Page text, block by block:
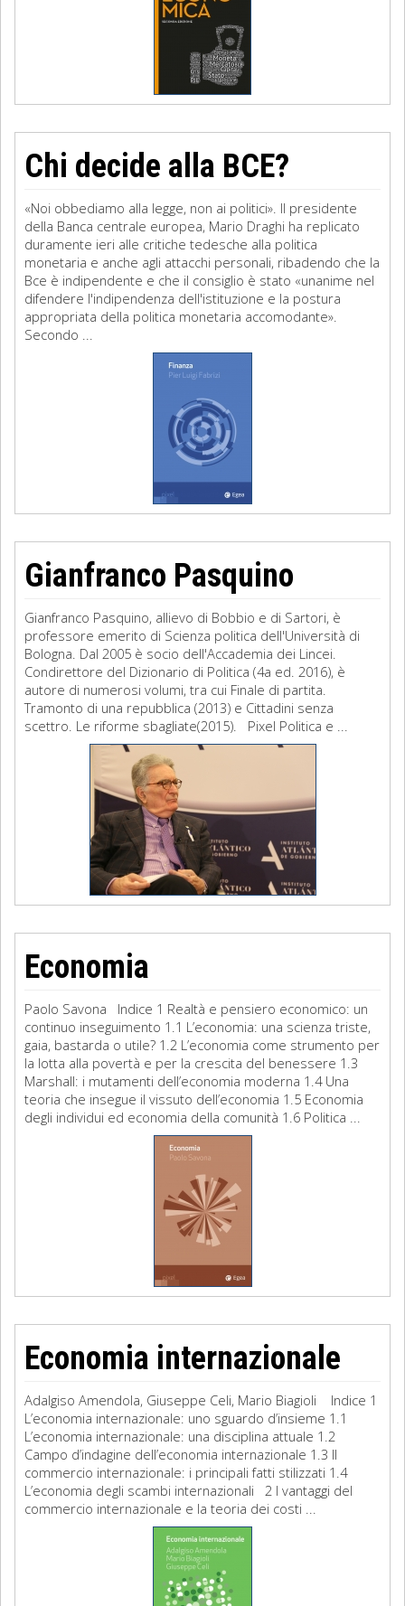
Chi decide alla BCE?
«Noi obbediamo alla legge, non ai politici». Il presidente
della Banca centrale europea, Mario Draghi ha replicato
duramente ieri alle critiche tedesche alla politica
monetaria e anche agli attacchi personali, ribadendo che la
Bce è indipendente e che il consiglio è stato «unanime nel
difendere l'indipendenza dell'istituzione e la postura
appropriata della politica monetaria accomodante».
Secondo ...
Gianfranco Pasquino
Gianfranco Pasquino, allievo di Bobbio e di Sartori, è
professore emerito di Scienza politica dell'Università di
Bologna. Dal 2005 è socio dell'Accademia dei Lincei.
Condirettore del Dizionario di Politica (4a ed. 2016), è
autore di numerosi volumi, tra cui Finale di partita.
Tramonto di una repubblica (2013) e Cittadini senza
scettro. Le riforme sbagliate(2015). Pixel Politica e ...
Economia
Paolo Savona Indice 1 Realtà e pensiero economico: un
continuo inseguimento 1.1 L’economia: una scienza triste,
gaia, bastarda o utile? 1.2 L’economia come strumento per
la lotta alla povertà e per la crescita del benessere 1.3
Marshall: i mutamenti dell’economia moderna 1.4 Una
teoria che insegue il vissuto dell’economia 1.5 Economia
degli individui ed economia della comunità 1.6 Politica ...
Economia internazionale
Adalgiso Amendola, Giuseppe Celi, Mario Biagioli Indice 1
L’economia internazionale: uno sguardo d’insieme 1.1
L’economia internazionale: una disciplina attuale 1.2
Campo d’indagine dell’economia internazionale 1.3 Il
commercio internazionale: i principali fatti stilizzati 1.4
L’economia degli scambi internazionali 2 I vantaggi del
commercio internazionale e la teoria dei costi ...